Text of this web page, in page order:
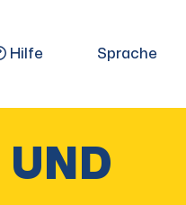
Hilfe Sprache
UND